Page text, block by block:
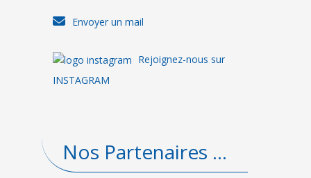
Envoyer un mail
Rejoignez-nous sur
INSTAGRAM
Nos Partenaires ...